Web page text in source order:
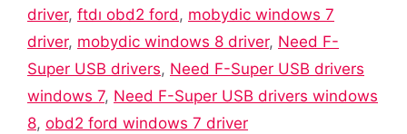
driver, ftdı obd2 ford, mobydic windows 7
driver, mobydic windows 8 driver, Need F-
Super USB drivers, Need F-Super USB drivers
windows 7, Need F-Super USB drivers windows
8, obd2 ford windows 7 driver